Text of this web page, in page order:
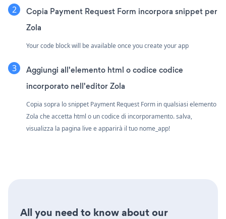
Copia Payment Request Form incorpora snippet per
Zola
Your code block will be available once you create your app
Aggiungi all'elemento html o codice codice
incorporato nell'editor Zola
Copia sopra lo snippet Payment Request Form in qualsiasi elemento
Zola che accetta html o un codice di incorporamento. salva,
visualizza la pagina live e apparirà il tuo nome_app!
All you need to know about our